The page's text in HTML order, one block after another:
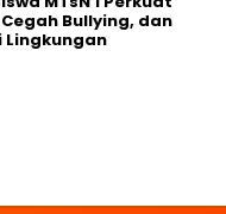
Bullying, dan
Lingkungan